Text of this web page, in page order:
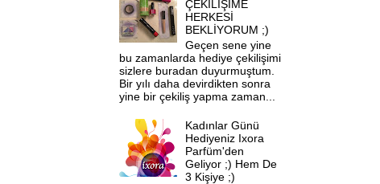
ÇEKİLİŞİME
HERKESİ
BEKLİYORUM ;)
Geçen sene yine
bu zamanlarda hediye çekilişimi
sizlere buradan duyurmuştum.
Bir yılı daha devirdikten sonra
yine bir çekiliş yapma zaman...
Kadınlar Günü
Hediyeniz Ixora
Parfüm'den
Geliyor ;) Hem De
3 Kişiye ;)